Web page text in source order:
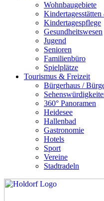
Wohnbaugebiete
Kindertagespflege
Gesundheitswesen
Jugend
Senioren
Familienbüro
Spielplätze
Tourismus & Freizeit
Bürgerhaus /
360° Panoramen
Heidesee
Hallenbad
Gastronomie
Hotels
Sport
Vereine
Stadtradeln